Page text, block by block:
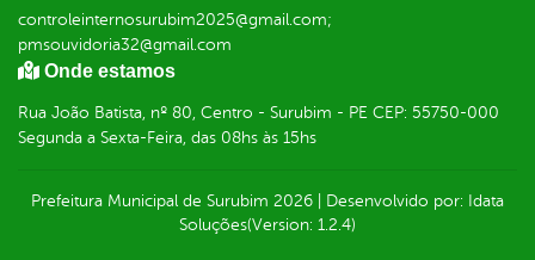
controleinternosurubim2025@gmail.com;
pmsouvidoria32@gmail.com
Onde estamos
Rua João Batista, nº 80, Centro - Surubim - PE CEP: 55750-000
Segunda a Sexta-Feira, das 08hs às 15hs
Prefeitura Municipal de Surubim 2026 Desenvolvido por: Idata
Soluções(Version: 1.2.4)